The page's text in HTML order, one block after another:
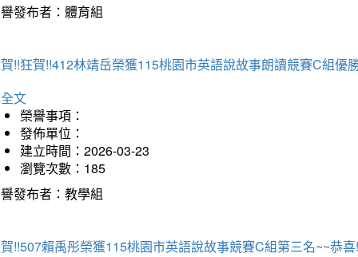
發布者：體育組
!!狂賀!!412林靖岳榮獲115桃園市英語說故事朗讀競賽C組優
文
榮譽事項：
發佈單位：
建立時間：2026-03-23
瀏覽次數：185
發布者：教學組
!!507賴禹彤榮獲115桃園市英語說故事競賽C組第三名~~恭喜